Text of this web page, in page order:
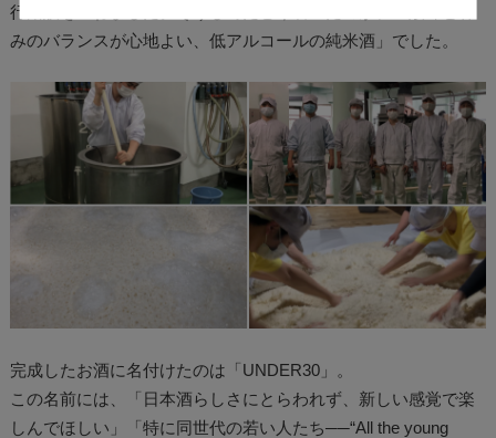
行錯誤を重ねました。そうしてたどり着いたのが、「酸味と甘
みのバランスが心地よい、低アルコールの純米酒」でした。
完成したお酒に名付けたのは「UNDER30」。
この名前には、「日本酒らしさにとらわれず、新しい感覚で楽
しんでほしい」「特に同世代の若い人たち──“All the young